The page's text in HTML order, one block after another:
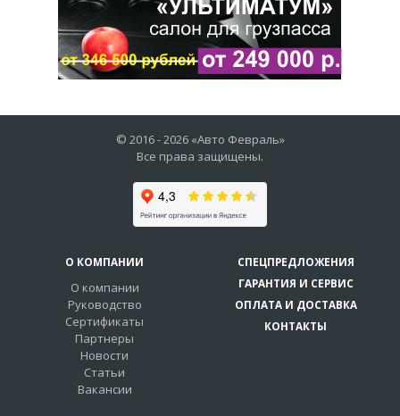
© 2016 -2026 «Авто Февраль»
Все права защищены.
О КОМПАНИИ
О компании
Руководство
Сертификаты
Партнеры
Новости
Статьи
Вакансии
СПЕЦПРЕДЛОЖЕНИЯ
ГАРАНТИЯ И СЕРВИС
ОПЛАТА И ДОСТАВКА
КОНТАКТЫ